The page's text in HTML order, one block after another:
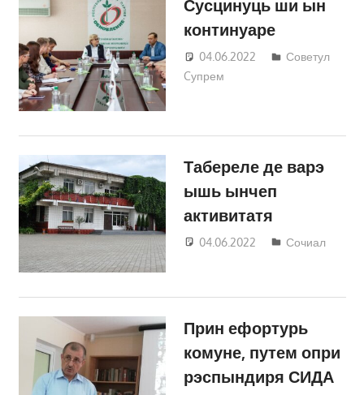
Сусцинуць ши ын
континуаре
04.06.2022 studentus
Советул
Cупрем
Табереле де варэ
ышь ынчеп
активитатя
04.06.2022 studentus
Сочиал
Прин ефортурь
комуне, путем опри
рэспындиря СИДА